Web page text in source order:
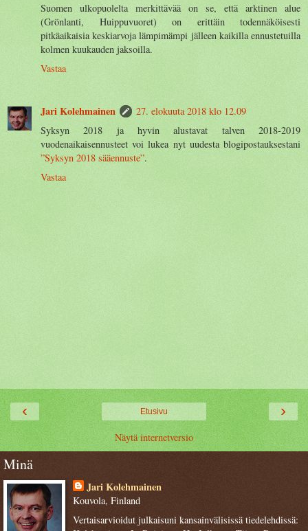
Suomen ulkopuolelta merkittävää on se, että arktinen alue
(Grönlanti, Huippuvuoret) on erittäin todennäköisesti
pitkäaikaisia keskiarvoja lämpimämpi jälleen kaikilla ennustetuilla
kolmen kuukauden jaksoilla.
Vastaa
Jari Kolehmainen
27. elokuuta 2018 klo 12.09
Syksyn 2018 ja hyvin alustavat talven 2018-2019
vuodenaikaisennusteet voi lukea nyt uudesta blogipostauksestani
”Syksyn 2018 sääennuste”.
Vastaa
‹ ›
Etusivu
Näytä internetversio
Minä
Jari Kolehmainen
Kouvola, Finland
Vertaisarvioidut julkaisuni kansainvälisissä tiedelehdissä: